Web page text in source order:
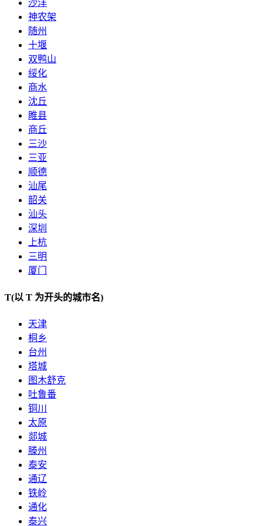
沙洋
神农架
随州
十堰
双鸭山
绥化
商水
沈丘
睢县
商丘
三沙
三亚
顺德
汕尾
韶关
汕头
深圳
上杭
三明
厦门
T(以 T 为开头的城市名)
天津
桐乡
台州
塔城
图木舒克
吐鲁番
铜川
太原
郯城
滕州
泰安
通辽
铁岭
通化
泰兴